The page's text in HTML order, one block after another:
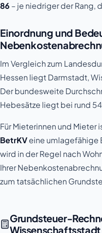
86 – je niedriger der Rang,
Einordnung und
Im Vergleich zum
Hessen liegt Darmstadt,
Der bundesweite
Hebesätze liegt bei rund
Für Mieterinnen und Mieter
BetrKVeine umlagefähige
wird in der Regel nach
Ihrer
zum tatsächlichen
Grundsteuer-
Wissenschaftsstadt